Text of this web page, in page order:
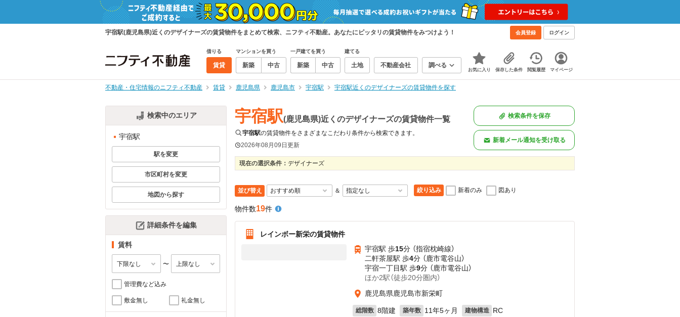
宇宿駅(鹿児島県)近くのデザイナーズの賃貸物件をまとめて検索、ニフティ不動産。あなたにピッタリの賃貸物件をみつけよう！ 会員登録 ログイン
借りる
賃貸
マンションを買う
新築 中古
一戸建てを買う
新築 中古
建てる
土地 不動産会社 調べる
お気に入り 保存した条件 閲覧履歴 マイページ
不動産・住宅情報のニフティ不動産 賃貸 鹿児島県 鹿児島市 宇宿駅 宇宿駅近くのデザイナーズの賃貸物件を探す
検索中のエリア
宇宿駅
駅を変更
市区町村を変更
地図から探す
詳細条件を編集
賃料
〜
管理費など込み
敷金無し 礼金無し
宇宿駅(鹿児島県)近くのデザイナーズの賃貸物件一覧
宇宿駅の賃貸物件をさまざまなこだわり条件から検索できます。
2026年08月09日更新
検索条件を保存
新着メール通知を受け取る
現在の選択条件： デザイナーズ
並び替え ＆ 絞り込み 新着のみ 図あり
物件数19件
レインボー新栄の賃貸物件
宇宿駅 歩15分 （指宿枕崎線）
二軒茶屋駅 歩4分 （鹿市電谷山）
宇宿一丁目駅 歩9分 （鹿市電谷山）
ほか2駅（徒歩20分圏内）
鹿児島県鹿児島市新栄町
総階数 8階建 築年数 11年5ヶ月 建物構造 RC